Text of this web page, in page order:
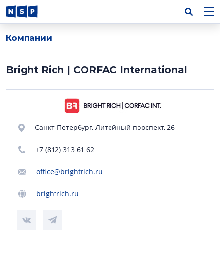
Компании
Bright Rich | CORFAC International
Санкт-Петербург, Литейный проспект, 26
+7 (812) 313 61 62
office@brightrich.ru
brightrich.ru